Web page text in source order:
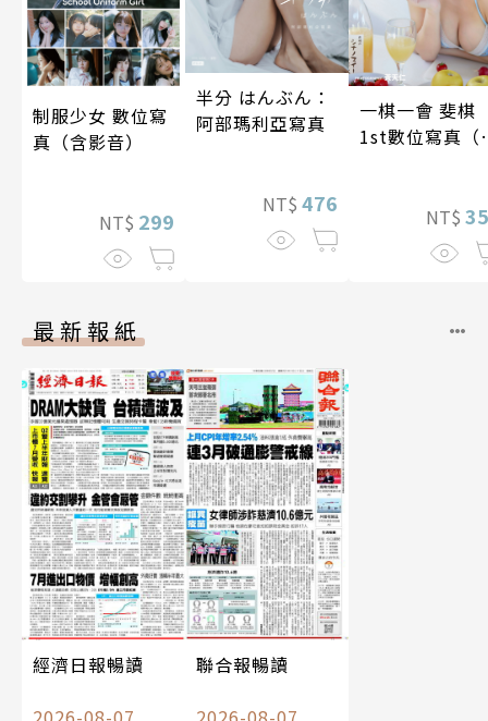
制服少女 數位寫
真（含影音）
NT$ 299
半分 はんぶん：
阿部瑪利亞寫真
NT$ 476
一棋一會 斐棋
1st數位寫真（
NT$
最新報紙
經濟日報暢讀
聯合報暢讀